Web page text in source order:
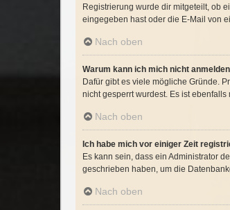
Registrierung wurde dir mitgeteilt, ob
eingegeben hast oder die E-Mail von
Nach oben
Warum kann ich mich nicht
Dafür gibt es viele mögliche Gründe.
nicht gesperrt wurdest. Es ist
Nach oben
Ich habe mich vor einiger Zeit
Es kann sein, dass ein Administrator
geschrieben haben, um die
Nach oben